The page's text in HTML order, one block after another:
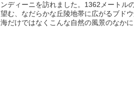
ンディーニを訪れました。1362メートル
望む、なだらかな丘陵地帯に広がるブド
海だけではなくこんな自然の風景のなかに